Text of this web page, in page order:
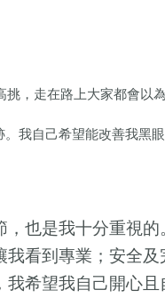
，走在路上大家都會以為
我自己希望能改善我黑
也是我十分重視
看到專業；安全及
希望我自己開心且